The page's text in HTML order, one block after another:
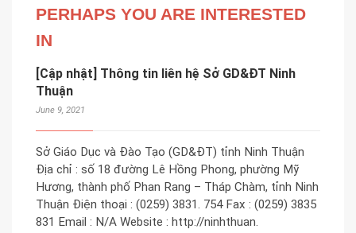
PERHAPS YOU ARE INTERESTED
IN
[Cập nhật] Thông tin liên hệ Sở GD&ĐT Ninh
Thuận
June 9, 2021
Sở Giáo Dục và Đào Tạo (GD&ĐT) tỉnh Ninh Thuận
Địa chỉ : số 18 đường Lê Hồng Phong, phường Mỹ
Hương, thành phố Phan Rang – Tháp Chàm, tỉnh Ninh
Thuận Điện thoại : (0259) 3831. 754 Fax : (0259) 3835
831 Email : N/A Website : http://ninhthuan.